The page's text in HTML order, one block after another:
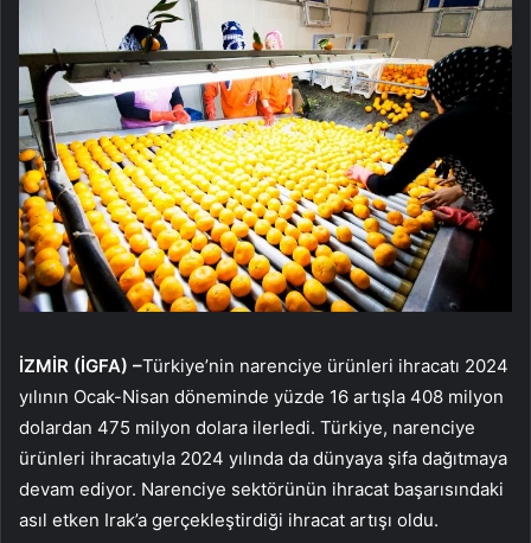
İZMİR (İGFA) –Türkiye’nin narenciye ürünleri ihracatı 2024
yılının Ocak-Nisan döneminde yüzde 16 artışla 408 milyon
dolardan 475 milyon dolara ilerledi. Türkiye, narenciye
ürünleri ihracatıyla 2024 yılında da dünyaya şifa dağıtmaya
devam ediyor. Narenciye sektörünün ihracat başarısındaki
asıl etken Irak’a gerçekleştirdiği ihracat artışı oldu.